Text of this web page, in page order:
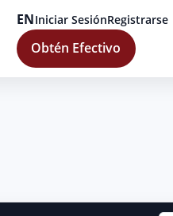
ENIniciar SesiónRegistrarse
Obtén Efectivo